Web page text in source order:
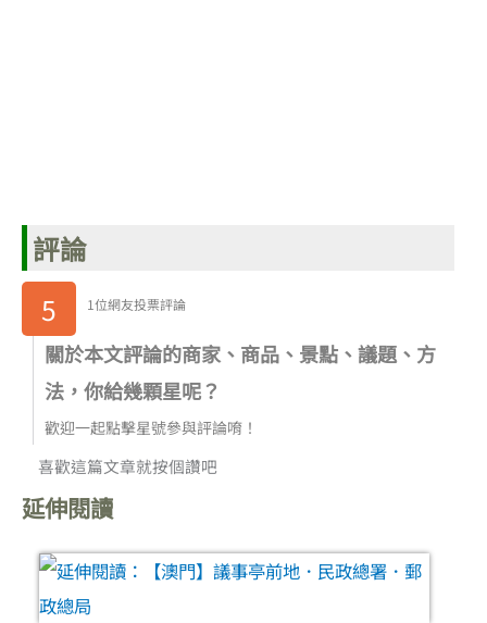
評論
5
1位網友投票評論
關於本文評論的商家、商品、景點、議題、方
法，你給幾顆星呢？
歡迎一起點擊星號參與評論唷！
喜歡這篇文章就按個讚吧
延伸閱讀